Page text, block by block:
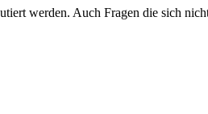
werden. Auch Fragen die sich